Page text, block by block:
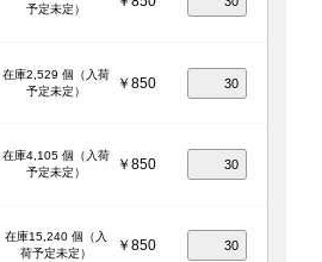
予定未定）
在庫2,529 個（入荷
予定未定）
￥850
在庫4,105 個（入荷
予定未定）
￥850
在庫15,240 個（入
荷予定未定）
￥850